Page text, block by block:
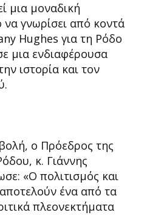
μια μοναδική
να γνωρίσει από κοντά
Hughes για τη Ρόδο
μια ενδιαφέρουσα
ιστορία και τον
ο Πρόεδρος της
κ. Γιάννης
«Ο πολιτισμός και
ένα από τα
πλεονεκτήματα